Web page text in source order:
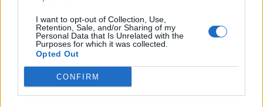
I want to opt-out of Collection, Use,
Retention, Sale, and/or Sharing of my
Personal Data that Is Unrelated with the
Purposes for which it was collected.
Opted Out
CONFIRM